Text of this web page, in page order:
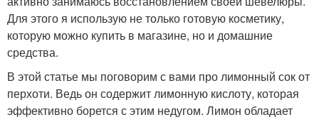
Для этого я использую не только готовую косметику,
которую можно купить в магазине, но и домашние
средства.
В этой статье мы поговорим с вами про лимонный сок от
перхоти. Ведь он содержит лимонную кислоту, которая
эффективно борется с этим недугом. Лимон обладает